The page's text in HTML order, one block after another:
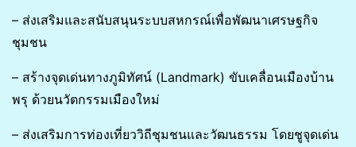
– ส่งเสริมและสนับสนุนระบบสหกรณ์เพื่อพัฒนาเศรษฐกิจ
ชุมชน
– สร้างจุดเด่นทางภูมิทัศน์ (Landmark) ขับเคลื่อนเมืองบ้าน
พรุ ด้วยนวัตกรรมเมืองใหม่
– ส่งเสริมการท่องเที่ยววิถีชุมชนและวัฒนธรรม โดยชูจุดเด่น